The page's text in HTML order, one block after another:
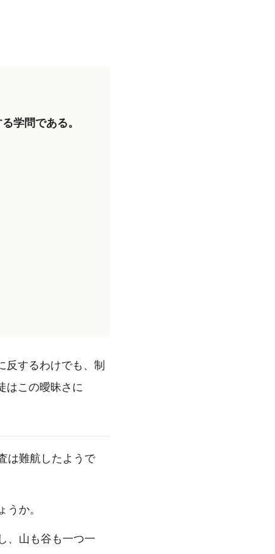
学問である。
反するわけでも、制
はこの曖昧さに
は難航したようで
か。
、山も谷も一つ一